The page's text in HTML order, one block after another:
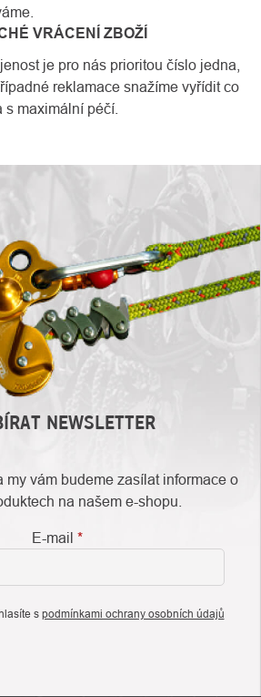
VRÁCENÍ ZBOŽÍ
je pro nás prioritou číslo jedna,
reklamace snažíme vyřídit co
s maximální péčí.
NEWSLETTER
my vám budeme zasílat informace o
na našem e-shopu.
E-mail
s podmínkami ochrany osobních údajů